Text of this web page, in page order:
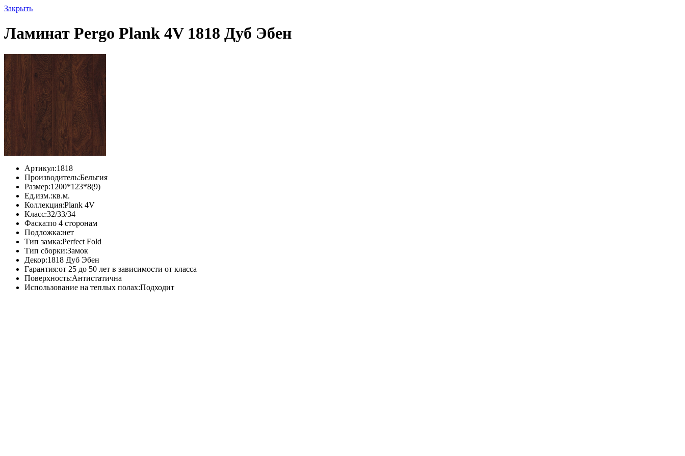
Закрыть
Ламинат Pergo Plank 4V 1818 Дуб Эбен
Артикул:1818
Производитель:Бельгия
Размер:1200*123*8(9)
Ед.изм.:кв.м.
Коллекция:Plank 4V
Класс:32/33/34
Фаска:по 4 сторонам
Подложка:нет
Тип замка:Perfect Fold
Тип сборки:Замок
Декор:1818 Дуб Эбен
Гарантия:от 25 до 50 лет в зависимости от класса
Поверхность:Антистатична
Использование на теплых полах:Подходит